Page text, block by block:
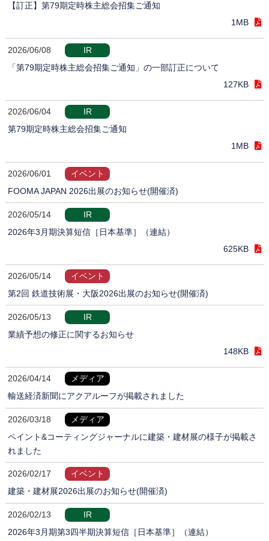
【訂正】第79期定時株主総会招集ご通知
1MB
2026/06/08
IR
「第79期定時株主総会招集ご通知」の一部訂正について
127KB
2026/06/04
IR
第79期定時株主総会招集ご通知
1MB
2026/06/01
イベント
FOOMA JAPAN 2026出展のお知らせ(開催済)
2026/05/14
IR
2026年3月期決算短信［日本基準］（連結）
625KB
2026/05/14
イベント
第2回 鉄道技術展・大阪2026出展のお知らせ(開催済)
2026/05/13
IR
業績予想の修正に関するお知らせ
148KB
2026/04/14
メディア
輸送経済新聞にアクアルーフが掲載されました
2026/03/18
メディア
ペイント&コーティングジャーナルに建築・建材展の様子が掲載さ
れました
2026/02/17
イベント
建築・建材展2026出展のお知らせ(開催済)
2026/02/13
IR
2026年3月期第3四半期決算短信［日本基準］（連結）